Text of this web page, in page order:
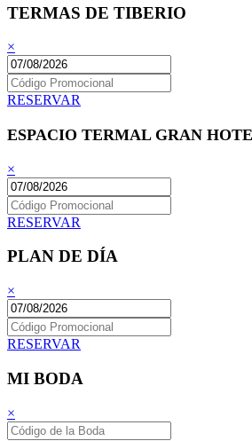
TERMAS DE TIBERIO
×
RESERVAR
ESPACIO TERMAL GRAN
×
RESERVAR
PLAN DE DÍA
×
RESERVAR
MI BODA
×